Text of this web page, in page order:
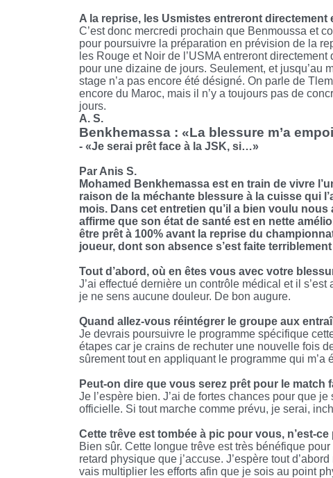
A la reprise, les Usmistes entreront directement
C’est donc mercredi prochain que Benmoussa et
pour poursuivre la préparation en prévision de la
les Rouge et Noir de l’USMA entreront
pour une dizaine de jours. Seulement, et jusqu’au
stage n’a pas encore été désigné. On parle de
encore du Maroc, mais il n’y a toujours pas de
jours.
A. S.
Benkhemassa : «La blessure m’a
- «Je serai prêt face à la JSK, si…»
Par Anis S.
Mohamed Benkhemassa est en train de vivre
raison de la méchante blessure à la cuisse qui
mois. Dans cet entretien qu’il a bien voulu
affirme que son état de santé est en nette
être prêt à 100% avant la reprise du
joueur, dont son absence s’est faite
Tout d’abord, où en êtes vous avec votre
J’ai effectué dernière un contrôle médical et il
je ne sens aucune douleur. De bon augure.
Quand allez-vous réintégrer le groupe aux
Je devrais poursuivre le programme spécifique
étapes car je crains de rechuter une nouvelle fois
sûrement tout en appliquant le programme qui m’a
Peut-on dire que vous serez prêt pour le match
Je l’espère bien. J’ai de fortes chances pour que
officielle. Si tout marche comme prévu, je serai,
Cette trêve est tombée à pic pour vous, n’est-ce
Bien sûr. Cette longue trêve est très bénéfique
retard physique que j’accuse. J’espère tout
vais multiplier les efforts afin que je sois au point